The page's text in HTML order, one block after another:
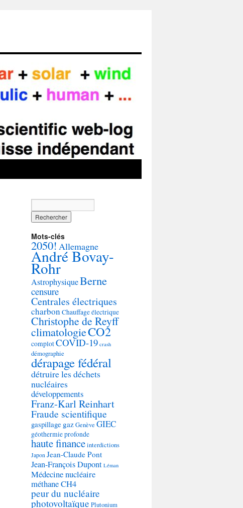
Mots-clés
2050! Allemagne
André Bovay-
Rohr
AstrophysiqueBerne
censure
Centrales électriques
charbonChauffage électrique
Christophe de Reyff
climatologieCO2
complotCOVID-19 crash
démographie
dérapage fédéral
détruire les déchets
nucléaires
développements
Franz-Karl Reinhart
Fraude scientifique
gaspillage gazGenève GIEC
géothermie profonde
haute financeinterdictions
Japon Jean-Claude Pont
Jean-François Dupont Léman
Médecine nucléaire
méthane CH4
peur du nucléaire
photovoltaïque Plutonium